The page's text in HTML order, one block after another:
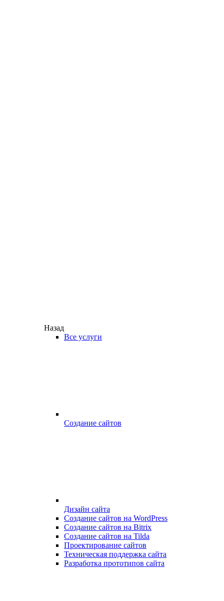
Назад
Все услуги
Создание сайтов
Дизайн сайта
Создание сайтов на WordPress
Создание сайтов на Bitrix
Создание сайтов на Tilda
Проектирование сайтов
Техническая поддержка сайта
Разработка прототипов сайта